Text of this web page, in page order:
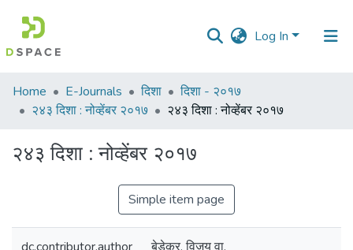
Log In
Communities
&
All of DSpace
Home E-Journals दिशा
दिशा - २०१७
२४३ दिशा : नोव्हेंबर २०१७
२४३ दिशा : नोव्हेंबर २०१७
२४३ दिशा : नोव्हेंबर २०१७
Simple item page